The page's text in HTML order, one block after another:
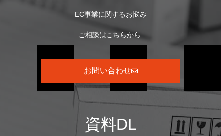
EC事業に関するお悩み
ご相談はこちらから
お問い合わせ
資料DL